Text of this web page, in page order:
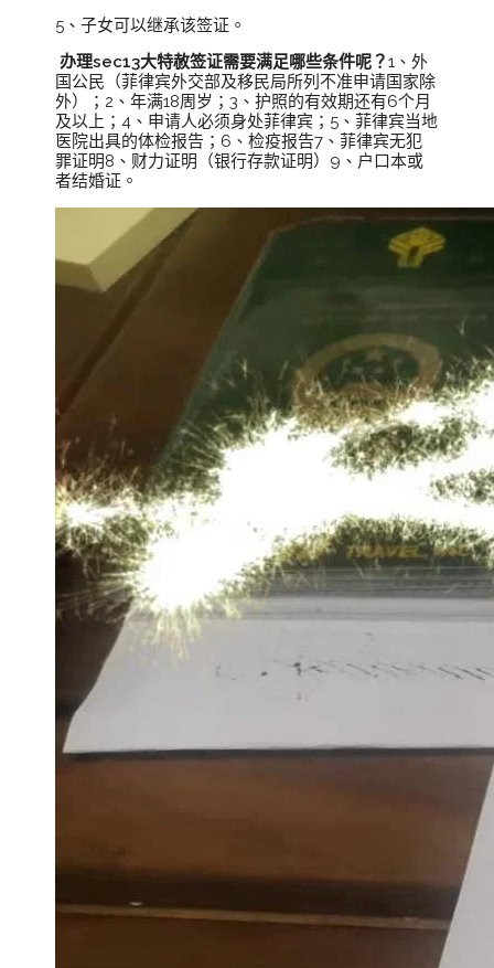
5、子女可以继承该签证。
办理sec13大特赦签证需要满足哪些条件呢？1、外
国公民（菲律宾外交部及移民局所列不准申请国家除
外）；2、年满18周岁；3、护照的有效期还有6个月
及以上；4、申请人必须身处菲律宾；5、菲律宾当地
医院出具的体检报告；6、检疫报告7、菲律宾无犯
罪证明8、财力证明（银行存款证明）9、户口本或
者结婚证。